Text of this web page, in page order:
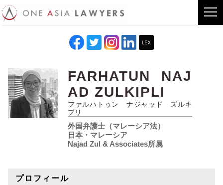
FARHATUN NAJ
AD ZULKIPLI
ファルハトゥン ナジャッド ズルキ
プリ
外国弁護士（マレーシア法）
日本・マレーシア
Najad Zul & Associates所属
プロフィール